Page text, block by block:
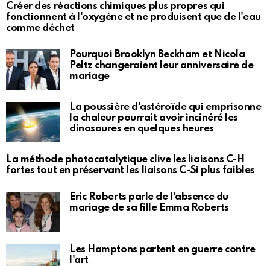
Créer des réactions chimiques plus propres qui
fonctionnent à l'oxygène et ne produisent que de l'eau
comme déchet
Pourquoi Brooklyn Beckham et Nicola
Peltz changeraient leur anniversaire de
mariage
La poussière d'astéroïde qui emprisonne
la chaleur pourrait avoir incinéré les
dinosaures en quelques heures
La méthode photocatalytique clive les liaisons C-H
fortes tout en préservant les liaisons C-Si plus faibles
Eric Roberts parle de l'absence du
mariage de sa fille Emma Roberts
Les Hamptons partent en guerre contre
l'art